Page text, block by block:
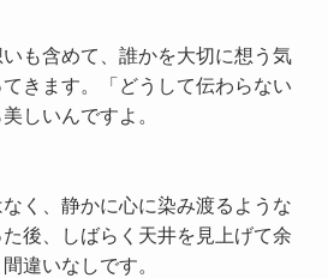
も含めて、誰かを大切に想う気
きます。「どうして伝わらない
しいんですよ。
く、静かに心に染み渡るような
後、しばらく天井を見上げて余
違いなしです。